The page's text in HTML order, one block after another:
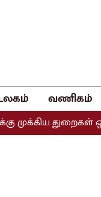
வணிகம்
துறைகள்